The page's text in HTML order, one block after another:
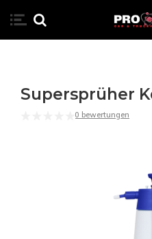
Supersprüher
0 bewertungen